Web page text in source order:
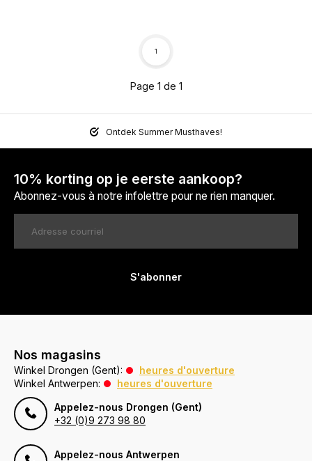
Page 1 de 1
1
Ontdek Summer Musthaves!
10% korting op je eerste aankoop?
Abonnez-vous à notre infolettre pour ne rien manquer.
S'abonner
Nos magasins
Winkel Drongen (Gent):
heures d'ouverture
Winkel Antwerpen:
heures d'ouverture
Appelez-nous Drongen (Gent)
+32 (0)9 273 98 80
Appelez-nous Antwerpen